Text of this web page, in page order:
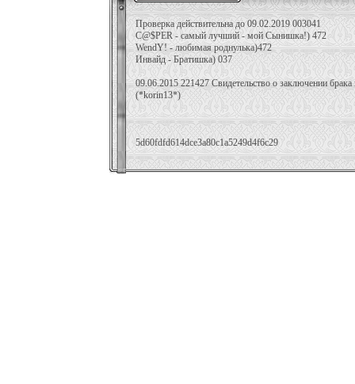
Проверка действительна до 09.02.2019 003041
C@$PER - самый лучший - мой Сынишка!) 472
WendY! - любимая роднулька)472
Инвайд - Братишка) 037
09.06.2015 221427 Свидетельство о заключении
(*korin13*)
5d60fdfd614dce3a80c1a5249d4f6c29